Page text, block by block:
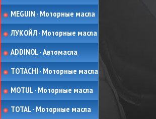
MEGUIN - Моторные масла
ЛУКОЙЛ - Моторные масла
ADDINOL - Автомасла
TOTACHI - Моторные масла
MOTUL - Моторные масла
TOTAL - Моторные масла